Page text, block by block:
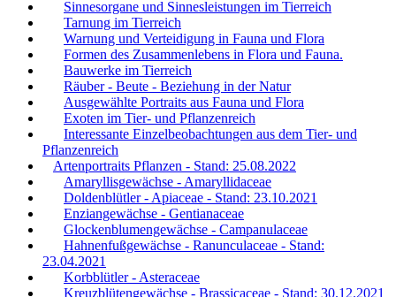
Sinnesorgane und Sinnesleistungen im Tierreich
Tarnung im Tierreich
Warnung und Verteidigung in Fauna und Flora
Formen des Zusammenlebens in Flora und Fauna.
Bauwerke im Tierreich
Räuber - Beute - Beziehung in der Natur
Ausgewählte Portraits aus Fauna und Flora
Exoten im Tier- und Pflanzenreich
Interessante Einzelbeobachtungen aus dem Tier- und
Pflanzenreich
Artenportraits Pflanzen - Stand: 25.08.2022
Amaryllisgewächse - Amaryllidaceae
Doldenblütler - Apiaceae - Stand: 23.10.2021
Enziangewächse - Gentianaceae
Glockenblumengewächse - Campanulaceae
Hahnenfußgewächse - Ranunculaceae - Stand:
23.04.2021
Korbblütler - Asteraceae
Kreuzblütengewächse - Brassicaceae - Stand: 30.12.2021